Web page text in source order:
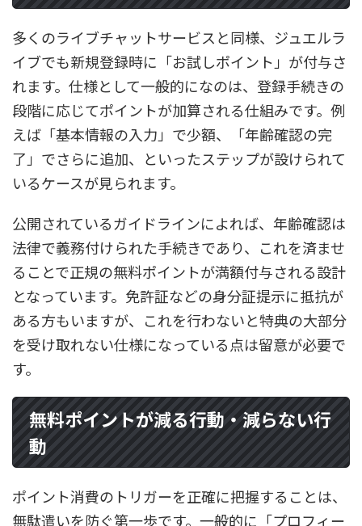
多くのライブチャットサービスと同様、ジュエルラ
イブでも新規登録時に「お試しポイント」が付与さ
れます。仕様として一般的になのは、登録手続きの
段階に応じてポイントが加算される仕組みです。例
えば「基本情報の入力」で少額、「年齢確認の完
了」でさらに追加、といったステップが設けられて
いるケースが見られます。
公開されているガイドラインによれば、年齢確認は
法律で義務付けられた手続きであり、これを済ませ
ることで正規の無料ポイントが満額付与される設計
となっています。免許証などの身分証提示に抵抗が
ある方もいますが、これを行わないと特典の大部分
を受け取れない仕様になっている点は留意が必要で
す。
無料ポイントが減る行動・減らない行
動
ポイント消費のトリガーを正確に把握することは、
無駄遣いを防ぐ第一歩です。一般的に「プロフィー